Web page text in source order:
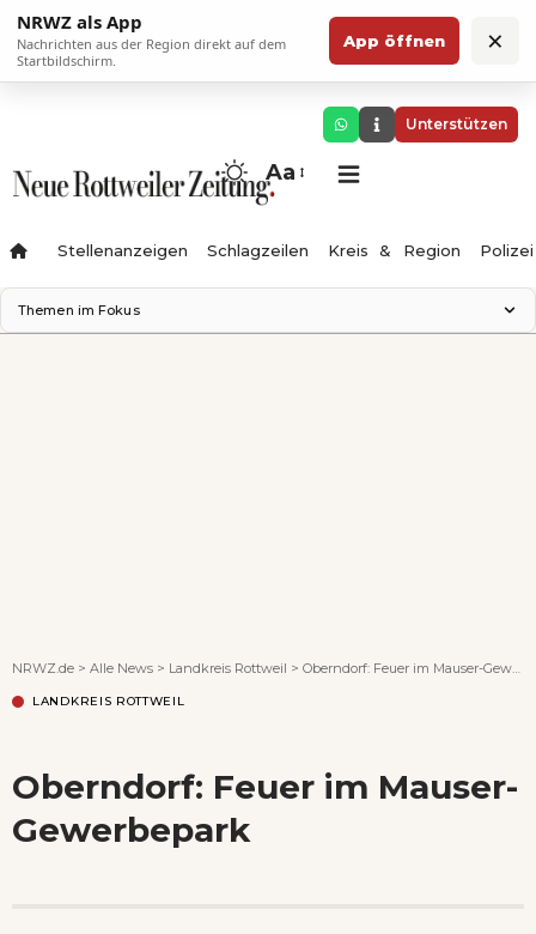
NRWZ als App
Nachrichten aus der Region direkt auf dem
Startbildschirm.
App öffnen ×
Unterstützen
Aa
Stellenanzeigen Schlagzeilen Kreis & Region Polizei
Themen im Fokus
NRWZ.de > Alle News > Landkreis Rottweil > Oberndorf: Feuer im Mauser-Gewerbepark
LANDKREIS ROTTWEIL
Oberndorf: Feuer im Mauser-
Gewerbepark